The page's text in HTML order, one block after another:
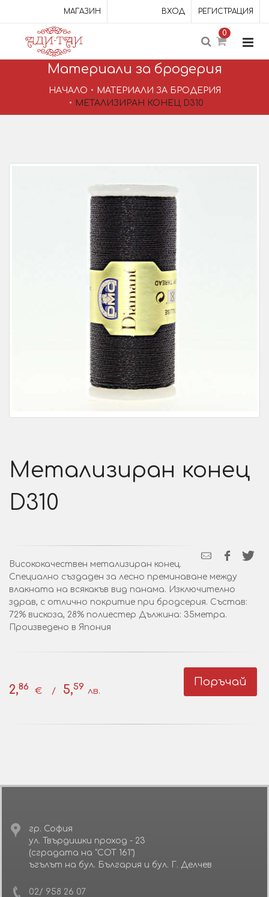
ВХОД РЕГИСТРАЦИЯ
МАГАЗИН
0
Материали за бродерия
НАЧАЛО
МАТЕРИАЛИ ЗА БРОДЕРИЯ
МЕТАЛИЗИРАН КОНЕЦ D310
Метализиран конец
D310
Висококачествен метализиран конец.
Специално създаден за лесно преминаване между
влакната на всякакъв вид панама. Изключително
здрав, с отлично покритие при бродсерия. Състав:
72% вискоза, 28% полиестер Дължина: 35метра.
Произведено в Япония
2,86 € / 5,59 лв.
Поръчай
гр. София
ул. Твърдишки проход - 23
(сградата на "СОТ 161")
ъгълът на бул. България и бул. Г. Делчев
02/ 958 26 07